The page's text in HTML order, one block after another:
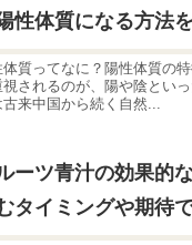
性体質になる方法
体質ってなに？陽性体質の
視されるのが、陽や陰とい
古来中国から続く自然...
ーツ青汁の効果的
タイミングや期待